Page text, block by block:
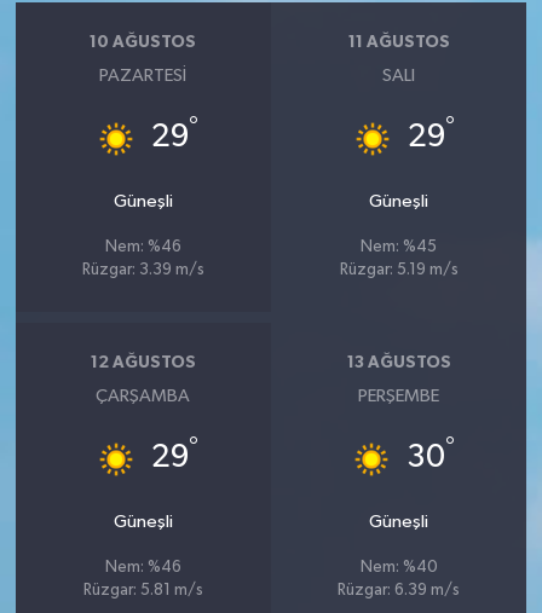
10 AĞUSTOS
PAZARTESI
29°
Güneşli
Nem: %46
Rüzgar: 3.39 m/s
11 AĞUSTOS
SALI
29°
Güneşli
Nem: %45
Rüzgar: 5.19 m/s
12 AĞUSTOS
ÇARŞAMBA
29°
Güneşli
Nem: %46
Rüzgar: 5.81 m/s
13 AĞUSTOS
PERŞEMBE
30°
Güneşli
Nem: %40
Rüzgar: 6.39 m/s